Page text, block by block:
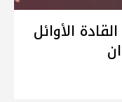
لأسر الشهداء
الديمقراطي يُطلق
الفلسطيني
الإصلاح
الأسرى
الأوائل